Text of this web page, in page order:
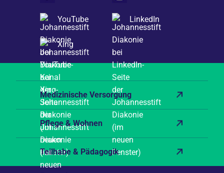
YouTube LinkedIn
Xing
Medizinische Versorgung
Pflege & Wohnen
Teilhabe & Pädagogik